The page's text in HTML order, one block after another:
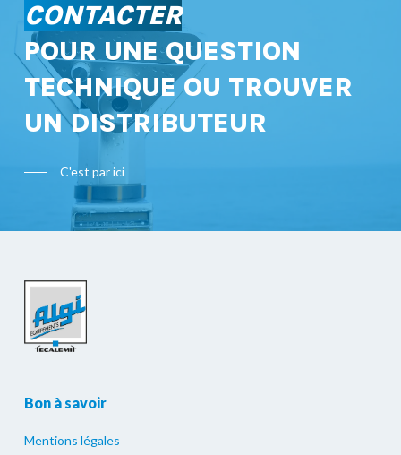
CONTACTER
POUR UNE QUESTION
TECHNIQUE OU TROUVER
UN DISTRIBUTEUR
C'est par ici
Bon à savoir
Mentions légales